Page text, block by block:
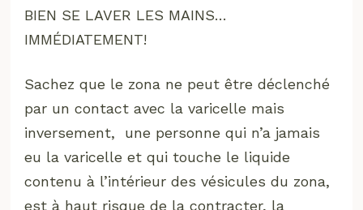
BIEN SE LAVER LES MAINS…
IMMÉDIATEMENT!
Sachez que le zona ne peut être déclenché
par un contact avec la varicelle mais
inversement, une personne qui n’a jamais
eu la varicelle et qui touche le liquide
contenu à l’intérieur des vésicules du zona,
est à haut risque de la contracter, la